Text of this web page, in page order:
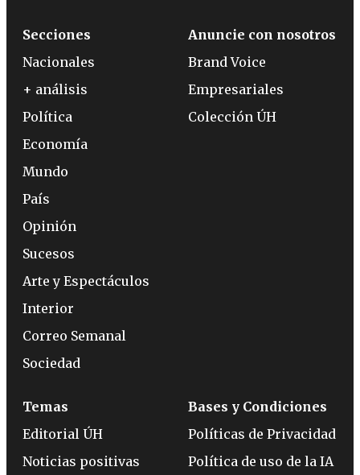
Secciones
Nacionales
+ análisis
Política
Economía
Mundo
País
Opinión
Sucesos
Arte y Espectáculos
Interior
Correo Semanal
Sociedad
Anuncie con nosotros
Brand Voice
Empresariales
Colección ÚH
Temas
Editorial ÚH
Noticias positivas
Bases y Condiciones
Políticas de Privacidad
Política de uso de la IA